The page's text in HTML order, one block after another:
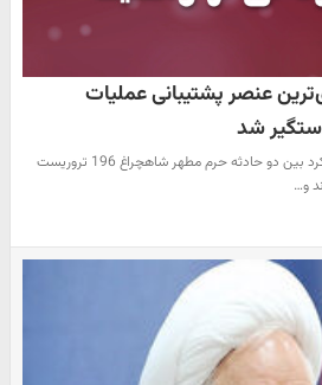
عنصر پشتیبانی عملیات
شد
وزارت اطلاعات در بیانیه‌ای اعلام کرد بین دو حادثه حرم مطهر شاهچراغ 196 تروریست
و…